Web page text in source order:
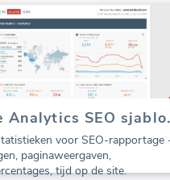
Google
voor SEO-rapportage
paginaweergaven,
tijd op de site.